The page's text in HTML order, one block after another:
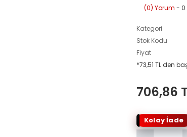
(0) Yorum - 0
Kategori
Stok Kodu
Fiyat
*73,51 TL den
706,86
Kolay İade